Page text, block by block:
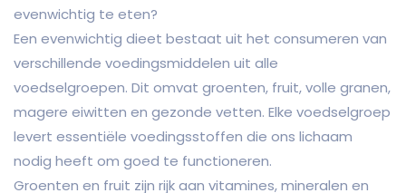
evenwichtig te eten?
Een evenwichtig dieet bestaat uit het consumeren van
verschillende voedingsmiddelen uit alle
voedselgroepen. Dit omvat groenten, fruit, volle granen,
magere eiwitten en gezonde vetten. Elke voedselgroep
levert essentiële voedingsstoffen die ons lichaam
nodig heeft om goed te functioneren.
Groenten en fruit zijn rijk aan vitamines, mineralen en